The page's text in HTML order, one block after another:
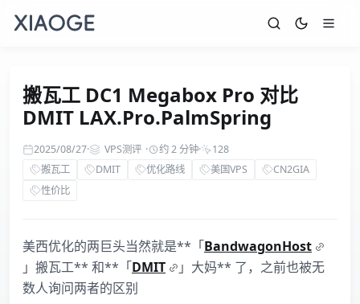
搬瓦工 DC1 Megabox Pro 对比
DMIT LAX.Pro.PalmSpring
2025/08/27· VPS测评 · 约 2 分钟·
128
搬瓦工
DMIT 优化路线 美国VPS
CN2GIA
性价比
美西优化的两巨头当然就是**「BandwagonHost
」搬瓦工** 和**「DMIT
」大妈** 了，之前也被无
数人询问两者的区别